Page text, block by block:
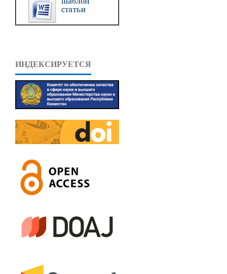
ИНДЕКСИРУЕТСЯ